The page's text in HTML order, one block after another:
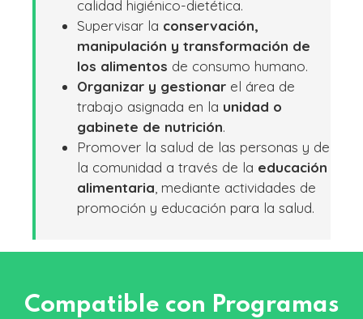
calidad higiénico-dietética.
Supervisar la conservación,
manipulación y transformación de
los alimentos de consumo humano.
Organizar y gestionar el área de
trabajo asignada en la unidad o
gabinete de nutrición.
Promover la salud de las personas y de
la comunidad a través de la educación
alimentaria , mediante actividades de
promoción y educación para la salud.
Compatible con Programas